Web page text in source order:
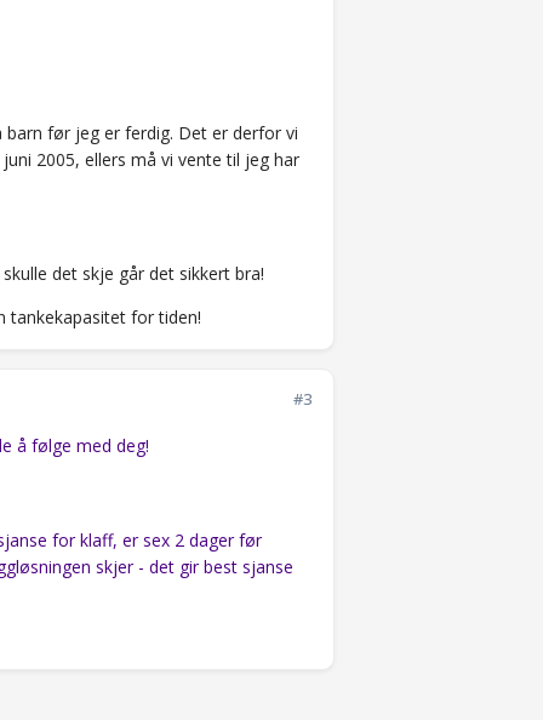
før jeg er ferdig. Det er derfor vi
2005, ellers må vi vente til jeg har
det skje går det sikkert bra!
tankekapasitet for tiden!
#3
å følge med deg!
for klaff, er sex 2 dager før
skjer - det gir best sjanse